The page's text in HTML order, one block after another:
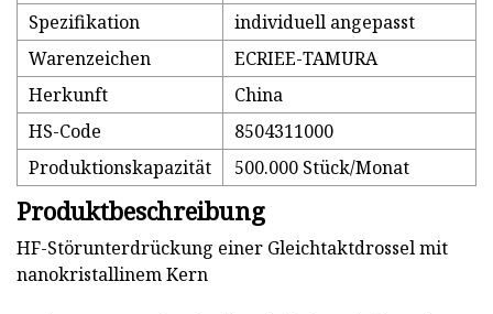
Spezifikation
individuell angepasst
Warenzeichen
ECRIEE-TAMURA
Herkunft
China
HS-Code
8504311000
Produktionskapazität
500.000 Stück/Monat
Produktbeschreibung
HF-Störunterdrückung einer Gleichtaktdrossel mit
nanokristallinem Kern